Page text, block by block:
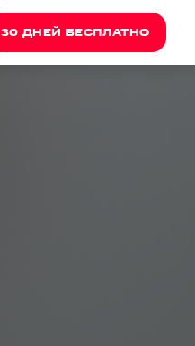
30 ДНЕЙ БЕСПЛАТНО